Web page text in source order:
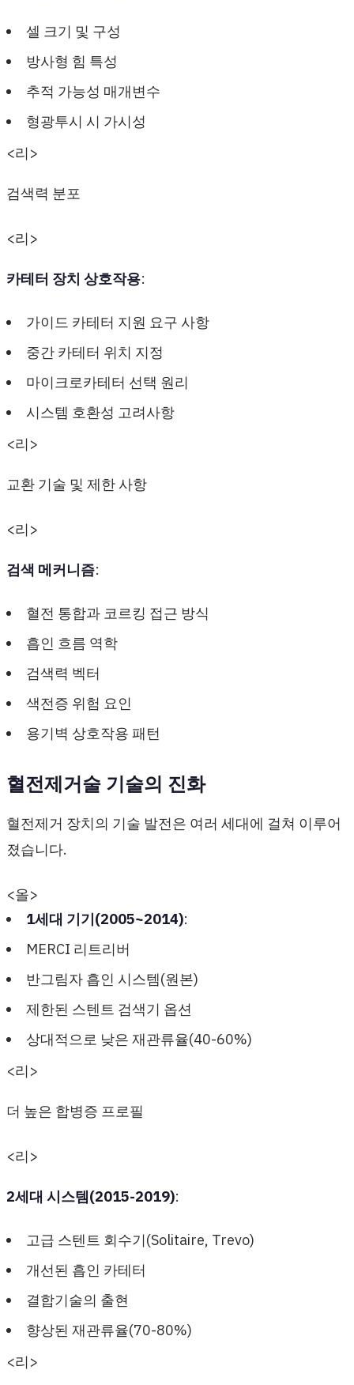
셀 크기 및 구성
방사형 힘 특성
추적 가능성 매개변수
형광투시 시 가시성
<리>
검색력 분포
<리>
카테터 장치 상호작용:
가이드 카테터 지원 요구 사항
중간 카테터 위치 지정
마이크로카테터 선택 원리
시스템 호환성 고려사항
<리>
교환 기술 및 제한 사항
<리>
검색 메커니즘:
혈전 통합과 코르킹 접근 방식
흡인 흐름 역학
검색력 벡터
색전증 위험 요인
용기벽 상호작용 패턴
혈전제거술 기술의 진화
혈전제거 장치의 기술 발전은 여러 세대에 걸쳐 이루어
졌습니다.
<올>
1세대 기기(2005~2014):
MERCI 리트리버
반그림자 흡인 시스템(원본)
제한된 스텐트 검색기 옵션
상대적으로 낮은 재관류율(40-60%)
<리>
더 높은 합병증 프로필
<리>
2세대 시스템(2015-2019):
고급 스텐트 회수기(Solitaire, Trevo)
개선된 흡인 카테터
결합기술의 출현
향상된 재관류율(70-80%)
<리>